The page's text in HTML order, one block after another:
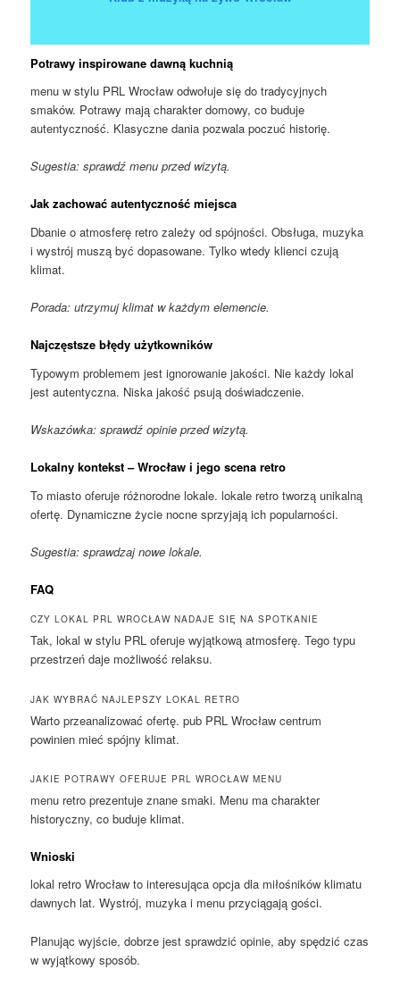
Potrawy inspirowane dawną kuchnią
menu w stylu PRL Wrocław odwołuje się do tradycyjnych
smaków. Potrawy mają charakter domowy, co buduje
autentyczność. Klasyczne dania pozwala poczuć historię.
Sugestia: sprawdź menu przed wizytą.
Jak zachować autentyczność miejsca
Dbanie o atmosferę retro zależy od spójności. Obsługa, muzyka
i wystrój muszą być dopasowane. Tylko wtedy klienci czują
klimat.
Porada: utrzymuj klimat w każdym elemencie.
Najczęstsze błędy użytkowników
Typowym problemem jest ignorowanie jakości. Nie każdy lokal
jest autentyczna. Niska jakość psują doświadczenie.
Wskazówka: sprawdź opinie przed wizytą.
Lokalny kontekst – Wrocław i jego scena retro
To miasto oferuje różnorodne lokale. lokale retro tworzą unikalną
ofertę. Dynamiczne życie nocne sprzyjają ich popularności.
Sugestia: sprawdzaj nowe lokale.
FAQ
CZY LOKAL PRL WROCŁAW NADAJE SIĘ NA SPOTKANIE
Tak, lokal w stylu PRL oferuje wyjątkową atmosferę. Tego typu
przestrzeń daje możliwość relaksu.
JAK WYBRAĆ NAJLEPSZY LOKAL RETRO
Warto przeanalizować ofertę. pub PRL Wrocław centrum
powinien mieć spójny klimat.
JAKIE POTRAWY OFERUJE PRL WROCŁAW MENU
menu retro prezentuje znane smaki. Menu ma charakter
historyczny, co buduje klimat.
Wnioski
lokal retro Wrocław to interesująca opcja dla miłośników klimatu
dawnych lat. Wystrój, muzyka i menu przyciągają gości.
Planując wyjście, dobrze jest sprawdzić opinie, aby spędzić czas
w wyjątkowy sposób.